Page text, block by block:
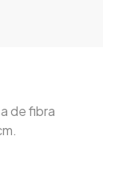
de fibra